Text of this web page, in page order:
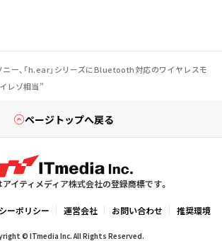
ニー、「h.ear」シリーズにBluetooth対応のワイヤレスモ
レゾ相当”
ページトップへ戻る
イティメディア株式会社の登録商標です。
ーポリシー 運営会社 お問い合わせ 推奨環境
© ITmedia Inc. All Rights Reserved.